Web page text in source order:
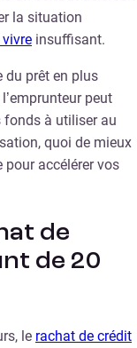
la situation
vivre insuffisant.
du prêt en plus
peut
à utiliser au
quoi de mieux
accélérer vos
de
de 20
le rachat de crédit